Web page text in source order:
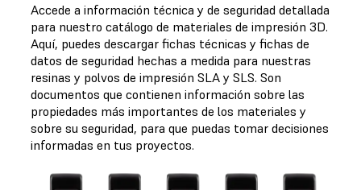
Fichas de datos de seguridad
No hay una ficha de datos de seguridad disponible para
el material elegido.
Accede a información técnica y de seguridad detallada
para nuestro catálogo de materiales de impresión 3D.
Aquí, puedes descargar fichas técnicas y fichas de
datos de seguridad hechas a medida para nuestras
resinas y polvos de impresión SLA y SLS. Son
documentos que contienen información sobre las
propiedades más importantes de los materiales y
sobre su seguridad, para que puedas tomar decisiones
informadas en tus proyectos.